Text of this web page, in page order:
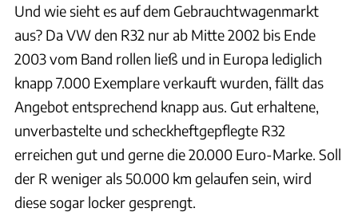
Und wie sieht es auf dem Gebrauchtwagenmarkt
aus? Da VW den R32 nur ab Mitte 2002 bis Ende
2003 vom Band rollen ließ und in Europa lediglich
knapp 7.000 Exemplare verkauft wurden, fällt das
Angebot entsprechend knapp aus. Gut erhaltene,
unverbastelte und scheckheftgepflegte R32
erreichen gut und gerne die 20.000 Euro-Marke. Soll
der R weniger als 50.000 km gelaufen sein, wird
diese sogar locker gesprengt.